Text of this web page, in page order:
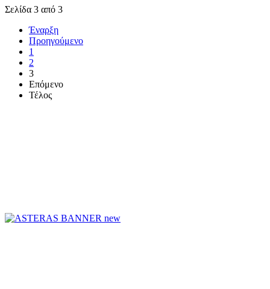
Σελίδα 3 από 3
Έναρξη
Προηγούμενο
1
2
3
Επόμενο
Τέλος